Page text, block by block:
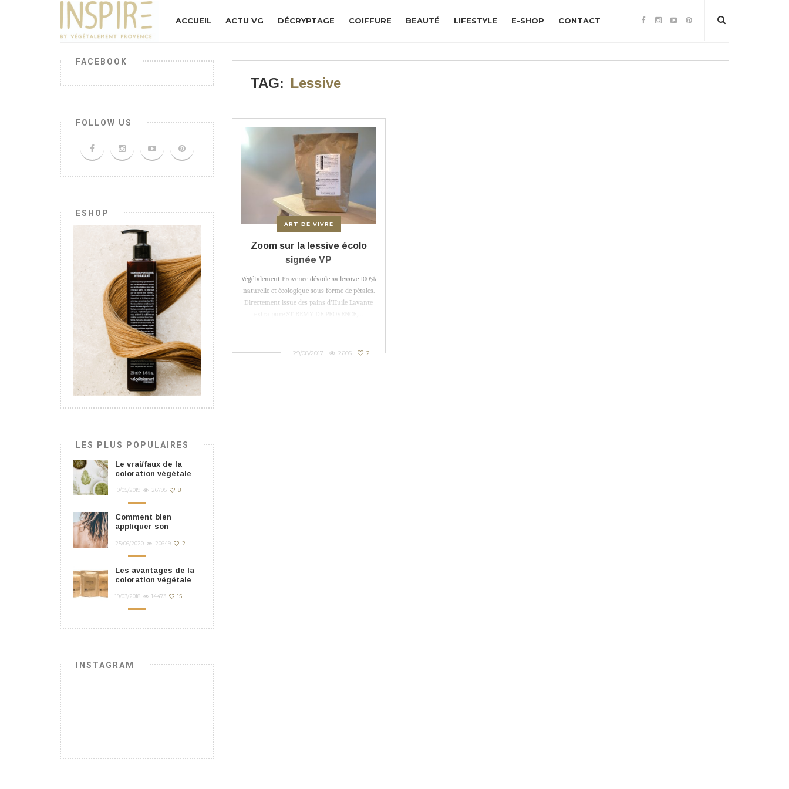
ACCUEIL ACTU VG DÉCRYPTAGE COIFFURE BEAUTÉ LIFESTYLE E-SHOP CONTACT
FACEBOOK
FOLLOW US
ESHOP
LES PLUS POPULAIRES
Le vrai/faux de la
coloration végétale
10/05/2019 26795 8
Comment bien
appliquer son
25/06/2020 20649 2
Les avantages de la
coloration végétale
19/03/2018 14473 15
INSTAGRAM
TAG: Lessive
ART DE VIVRE
Zoom sur la lessive écolo
signée VP
Végétalement Provence dévoile sa lessive 100%
naturelle et écologique sous forme de pétales.
Directement issue des pains d'Huile Lavante
extra pure ST REMY DE PROVENCE,…
29/08/2017 2605 2